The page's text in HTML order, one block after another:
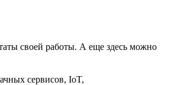
своей работы. А еще здесь можно
сервисов, IoT,